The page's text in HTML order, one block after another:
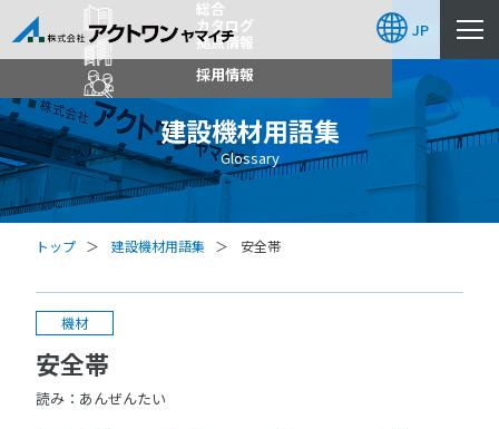
総合
カタログ
拠点情報
採用情報
JP
建設機材用語集
Glossary
トップ 建設機材用語集 安全帯
機材
安全帯
読み：あんぜんたい